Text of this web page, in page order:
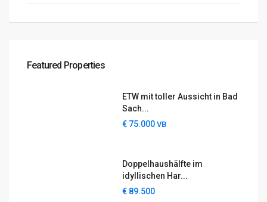
Featured Properties
ETW mit toller Aussicht in Bad
Sach...
€ 75.000VB
Doppelhaushälfte im
idyllischen Har...
€ 89.500